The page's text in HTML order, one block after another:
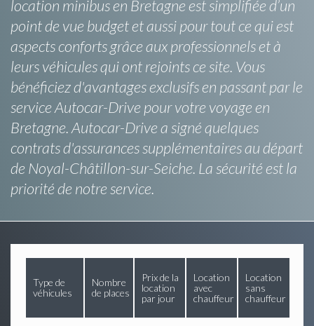
location minibus en Bretagne est simplifiée d’un
point de vue budget et aussi pour tout ce qui est
aspects conforts grâce aux professionnels et à
leurs véhicules qui ont rejoints ce site. Vous
bénéficiez d'avantages exclusifs en passant par le
service Autocar-Drive pour votre voyage en
Bretagne. Autocar-Drive a signé quelques
contrats d'assurances supplémentaires au départ
de Noyal-Châtillon-sur-Seiche. La sécurité est la
priorité de notre service.
Type de
véhicules
Nombre
de places
Prix de la
location
par jour
Location
avec
chauffeur
Location
sans
chauffeur